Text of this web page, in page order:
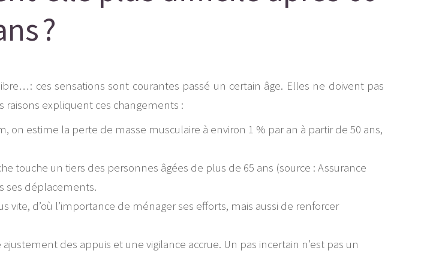
?
: ces sensations sont courantes passé un certain âge. Elles ne doivent pas
raisons expliquent ces changements :
on estime la perte de masse musculaire à environ 1 % par an à partir de 50 ans,
touche un tiers des personnes âgées de plus de 65 ans (source : Assurance
ses déplacements.
vite, d’où l’importance de ménager ses efforts, mais aussi de renforcer
des appuis et une vigilance accrue. Un pas incertain n’est pas un